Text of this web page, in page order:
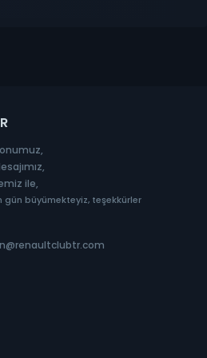
ile,
gün büyümekteyiz, teşekkürler